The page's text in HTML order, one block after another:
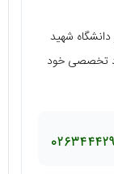
شهید
تخصصی خود